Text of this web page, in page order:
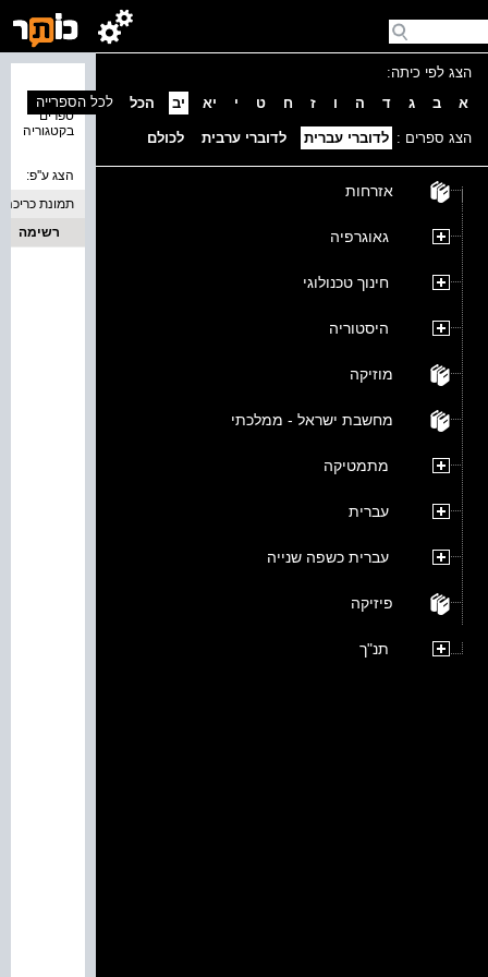
הצג לפי כיתה:
א
ב ג ד ה ו ז ח ט י יא יב הכל
הצג ספרים : לדוברי עברית לדוברי ערבית לכולם
אזרחות
גאוגרפיה
חינוך טכנולוגי
היסטוריה
מוזיקה
מחשבת ישראל - ממלכתי
מתמטיקה
עברית
עברית כשפה שנייה
פיזיקה
תנ"ך
ספרים
בקטגוריה
לכל הספרייה
הצג ע''פ:
תמונת כריכה
רשימה